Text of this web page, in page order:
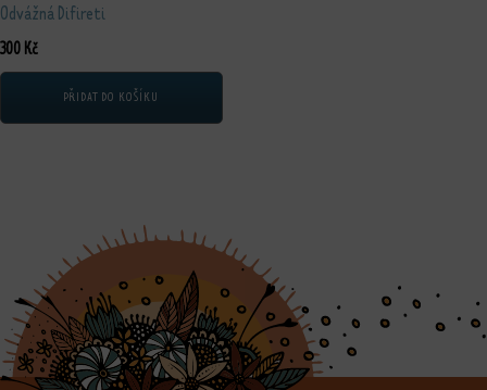
Odvážná Difireti
300 Kč
PŘIDAT DO KOŠÍKU